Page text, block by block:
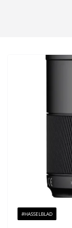
#HASSELBLAD